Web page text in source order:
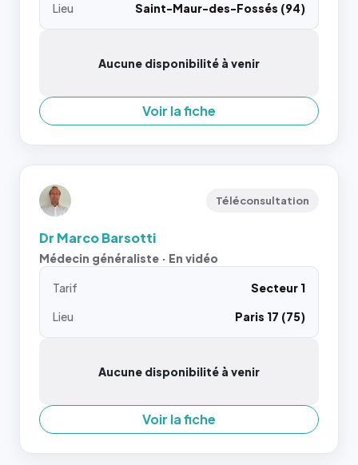
Lieu
Saint-Maur-des-Fossés (94)
Aucune disponibilité à venir
Voir la fiche
Téléconsultation
Dr Marco Barsotti
Médecin généraliste · En vidéo
Tarif
Secteur 1
Lieu
Paris 17 (75)
Aucune disponibilité à venir
Voir la fiche